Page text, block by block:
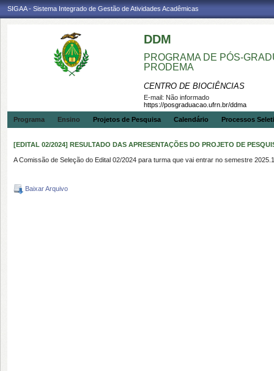
SIGAA - Sistema Integrado de Gestão de Atividades Acadêmicas
DDM
PROGRAMA DE PÓS-
PRODEMA
CENTRO DE BIOCIÊNCIAS
E-mail: Não informado
https://posgraduacao.ufrn.br/ddma
Programa
Ensino Projetos de Pesquisa Calendário Processos
[EDITAL 02/2024] RESULTADO DAS APRESENTAÇÕES DO PROJETO DE
A Comissão de Seleção do Edital 02/2024 para turma que vai entrar no semestre
Baixar Arquivo